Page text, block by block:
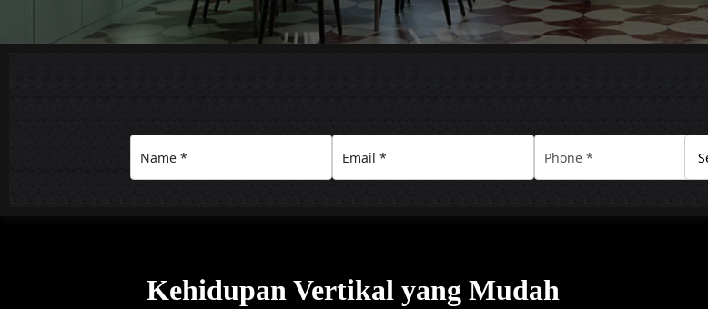
Kehidupan Vertikal yang Mudah